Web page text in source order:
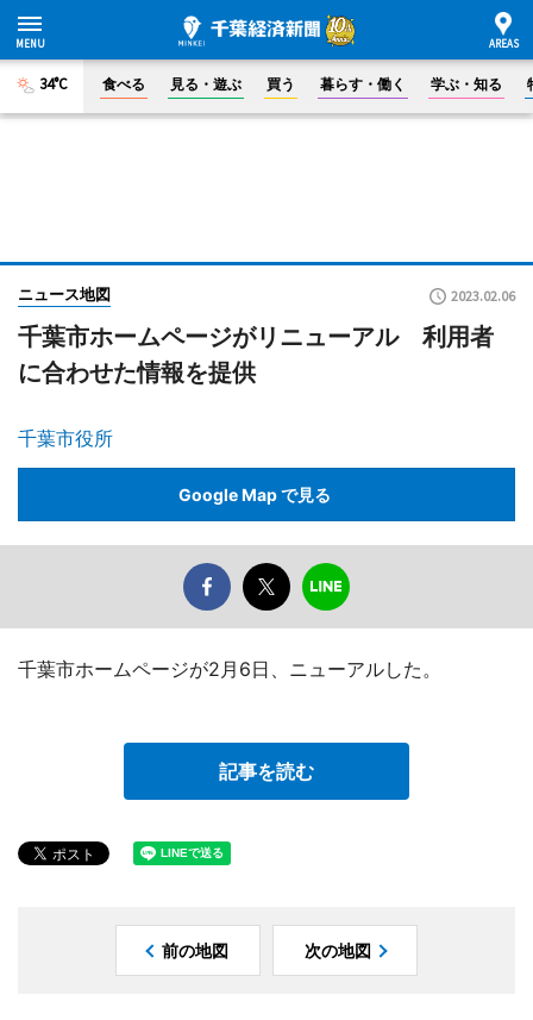
34°C 食べる 見る・遊ぶ 買う 暮らす・働く 学ぶ・知る
ニュース地図 2023.02.06
千葉市ホームページがリニューアル 利用者
に合わせた情報を提供
千葉市役所
Google Map で見る
千葉市ホームページが2月6日、ニューアルした。
記事を読む
前の地図 次の地図